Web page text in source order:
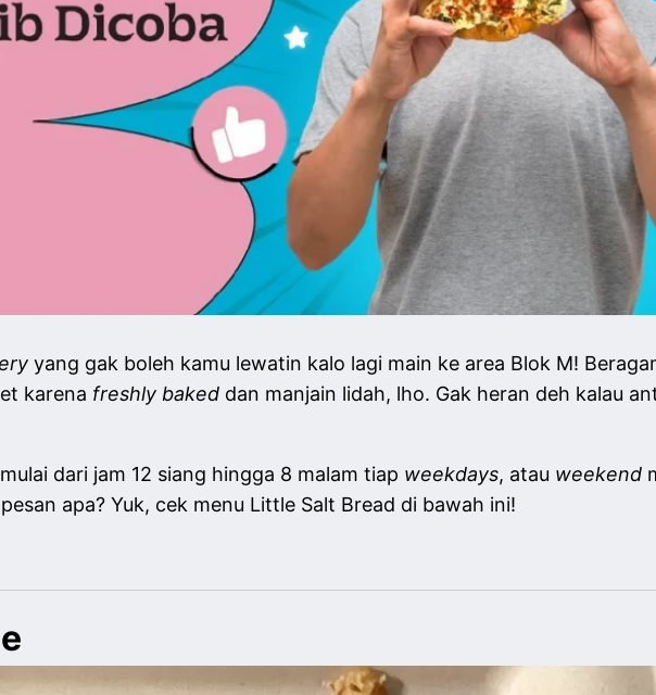
yang gak boleh kamu lewatin kalo lagi main ke area Blok M!
karena freshly bakeddan manjain lidah, lho. Gak heran deh kalau
dari jam 12 siang hingga 8 malam tiap weekdays, atau weekend
apa? Yuk, cek menu Little Salt Bread di bawah ini!